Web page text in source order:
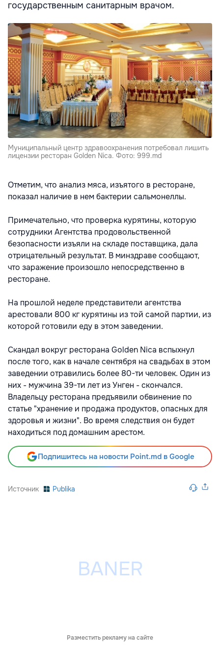
государственным санитарным врачом.
Муниципальный центр здравоохранения потребовал лишить
лицензии ресторан Golden Nica. Фото: 999.md
Отметим, что анализ мяса, изъятого в ресторане,
показал наличие в нем бактерии сальмонеллы.
Примечательно, что проверка курятины, которую
сотрудники Агентства продовольственной
безопасности изъяли на складе поставщика, дала
отрицательный результат. В минздраве сообщают,
что заражение произошло непосредственно в
ресторане.
На прошлой неделе представители агентства
арестовали 800 кг курятины из той самой партии, из
которой готовили еду в этом заведении.
Скандал вокруг ресторана Golden Nica вспыхнул
после того, как в начале сентября на свадьбах в этом
заведении отравились более 80-ти человек. Один из
них - мужчина 39-ти лет из Унген - скончался.
Владельцу ресторана предъявили обвинение по
статье "хранение и продажа продуктов, опасных для
здоровья и жизни". Во время следствия он будет
находиться под домашним арестом.
Подпишитесь на новости Point.md в Google
Источник Publika
Разместить рекламу на сайте